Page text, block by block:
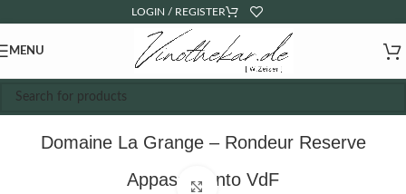
LOGIN / REGISTER
MENU
Domaine La Grange – Rondeur Reserve
Appassimento VdF
Click to enlarge